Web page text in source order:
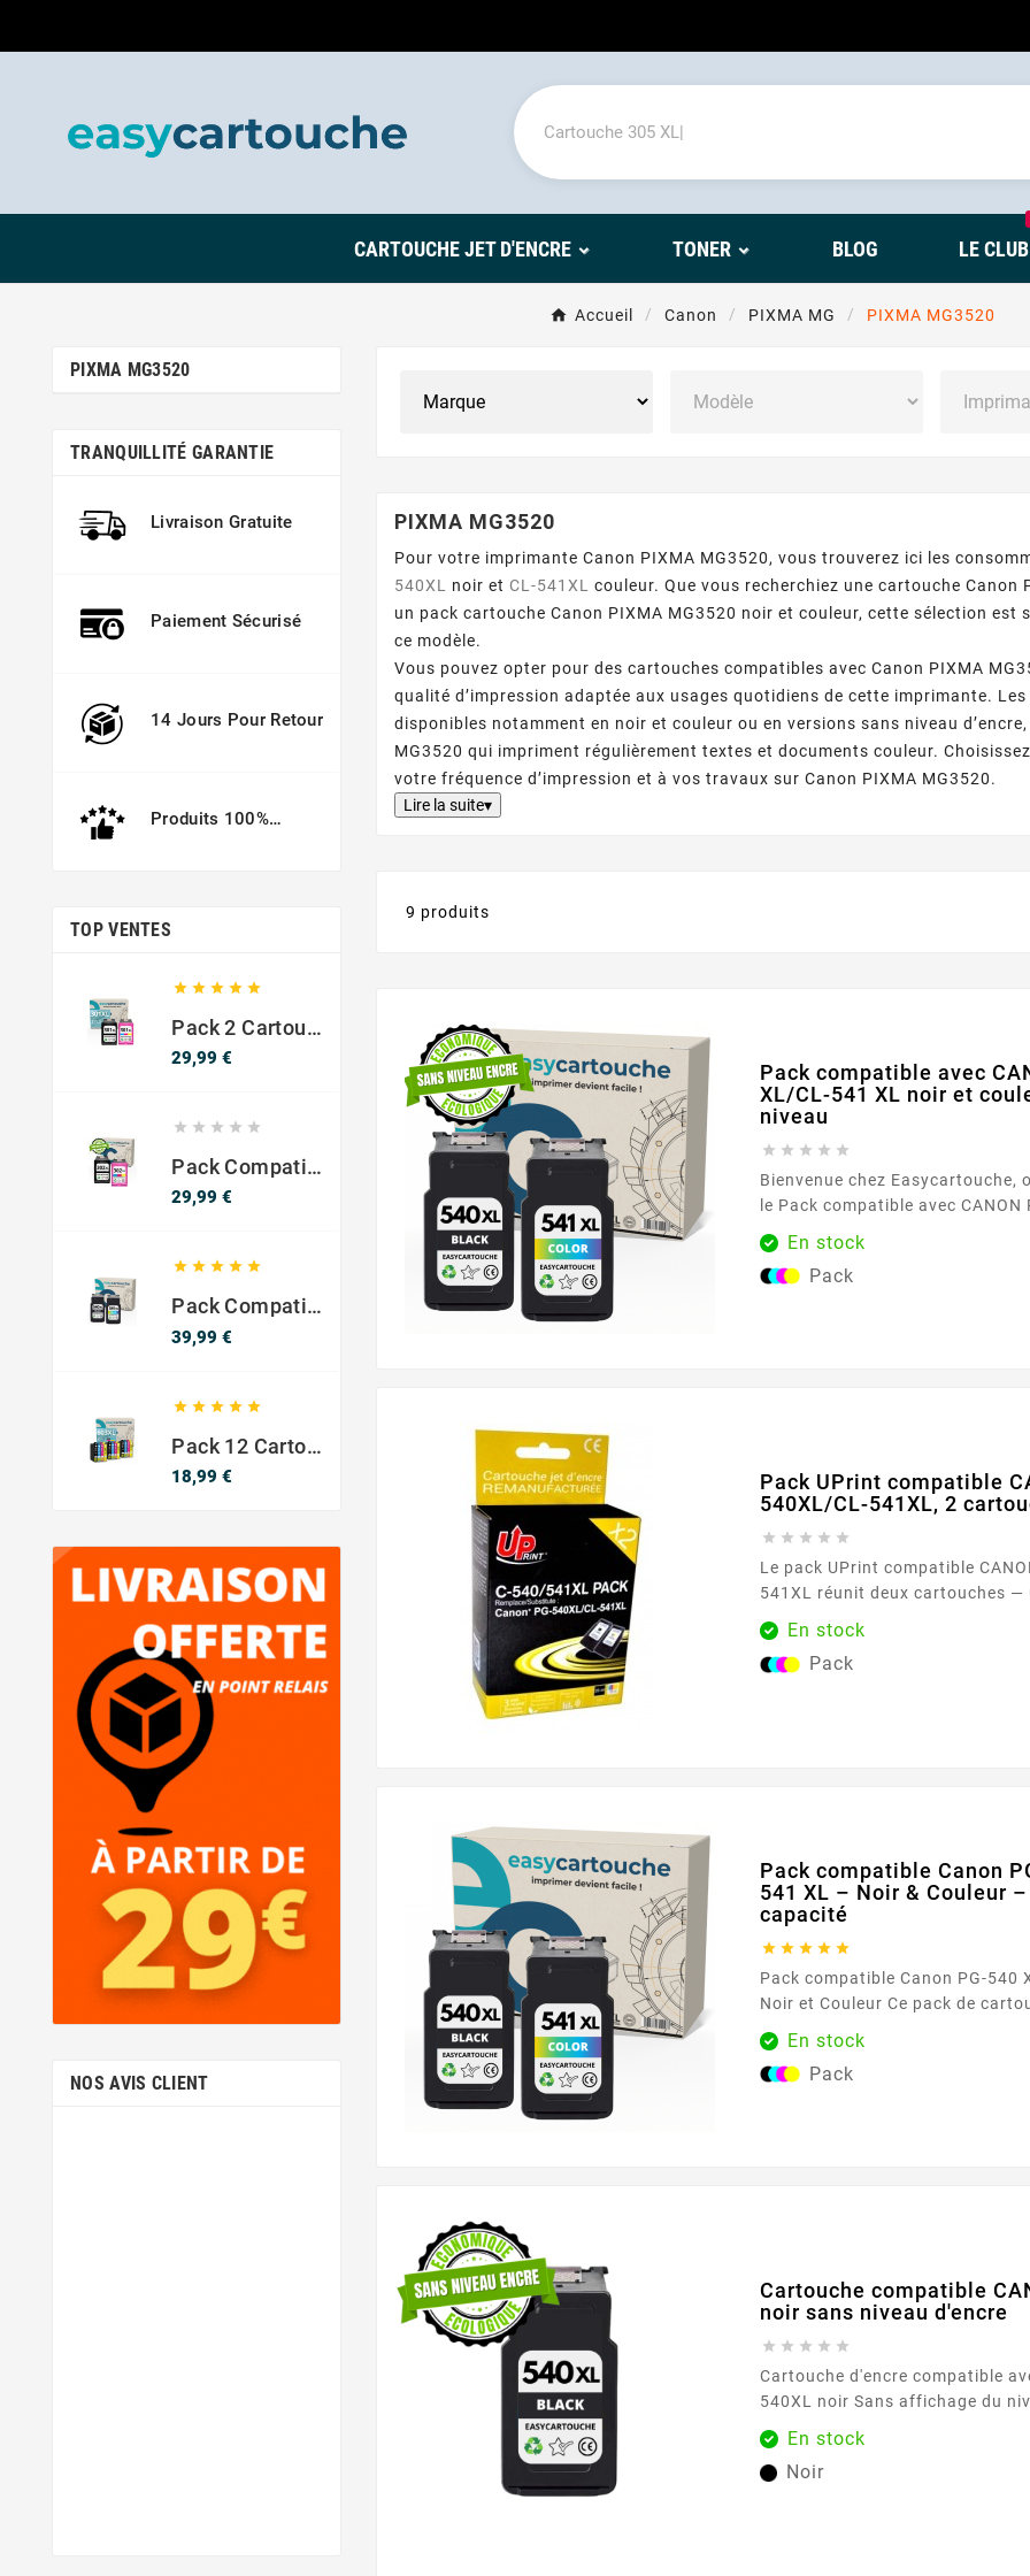
CARTOUCHE JET D'ENCRE TONER BLOG LE CLUB
Accueil Canon PIXMA MG PIXMA MG3520
PIXMA MG3520
TRANQUILLITÉ GARANTIE
Livraison Gratuite
Paiement Sécurisé
14 Jours Pour Retour
Produits 100%
TOP VENTES
    
Pack 2 Cartouches Compatible Avec HP 301 XL Noir Et Couleur
29,99 €
    
Pack Compatible Avec HP 302 XL Noir Et Couleur - SANS NIVEAU ENCRE
29,99 €
    
Pack Compatible Canon PG-540 XL / CL-541 XL – Noir & Couleur – Haute Capacité
39,99 €
    
Pack 12 Cartouches Compatible EPSON 603XL
18,99 €
NOS AVIS CLIENT
PIXMA MG3520
Pour votre imprimante Canon PIXMA MG3520, vous trouverez ici les
540XL
noir etCL-541XL
couleur. Que vous recherchiez une cartouche Canon
un pack cartouche Canon PIXMA MG3520 noir et couleur, cette sélection est
ce modèle.
Vous pouvez opter pour des cartouches compatibles avec Canon PIXMA
qualité d’impression adaptée aux usages quotidiens de cette imprimante.
disponibles notamment en noir et couleur ou en versions sans niveau
MG3520 qui impriment régulièrement textes et documents couleur.
votre fréquence d’impression et à vos travaux sur Canon PIXMA MG3520.
Lire la suite▾
9 produits
Pack compatible avec
XL/CL-541 XL noir et
niveau
    
Bienvenue chez Easycartouche,
le Pack compatible avec CANON PG-540 XL/CL-541
XL noir et couleur - Sans niveau ,
répondre à tous vos besoins
efficacité et fiabilité. Ce pack est
En stock
Pack
Pack UPrint compatible
540XL/CL-541XL, 2
    
Le pack UPrint compatible
541XL réunit deux cartouches —
tricolore — pensées pour les
quotidien. Il couvre aussi bien les textes nets que
les documents en couleur , afin de répondre aux
En stock
Pack
Pack compatible Canon
541 XL – Noir & Couleur
capacité
    
Pack compatible Canon PG-540
Noir et Couleur Ce pack de cartouches compatibles
remplace les références Canon
CL-541 XL (couleur). Il offre une
nette et économique pour toutes
En stock
Pack
Cartouche compatible
noir sans niveau d'encre
    
Cartouche d'encre compatible
540XL noir Sans affichage du niveau d'encre =
sans puce électronique =
Découvrez les avantages de nos
Niveau d'Encre! Économies substantielles : Nos
En stock
Noir